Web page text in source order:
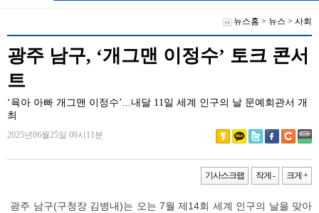
뉴스홈 > 뉴스 > 사회
광주 남구, ‘개그맨 이정수’ 토크 콘서
트
‘육아 아빠 개그맨 이정수’...내달 11일 세계 인구의 날 문예회관서 개
최
2025년06월25일 09시11분
기사스크랩 작게 - 크게 +
광주 남구(구청장 김병내)는 오는 7월 제14회 세계 인구의 날을 맞아